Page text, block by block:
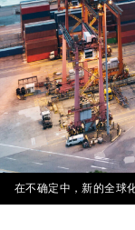
在不确定中，新的全球